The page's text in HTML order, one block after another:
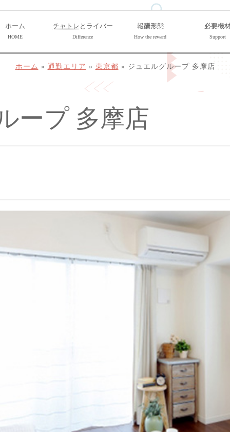
ホーム
HOME
チャトレ とライバー
Difference
報酬形態
How the reward
必要機
Support
ホーム » 通勤エリア » 東京都 » ジュエルグループ 多摩店
ープ 多摩店